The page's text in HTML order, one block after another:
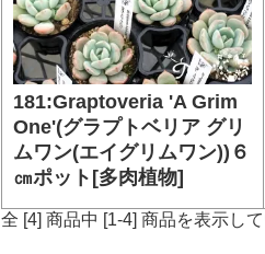
181:Graptoveria 'A Grim
One'(グラプトベリア グリ
ムワン(エイグリムワン))６
㎝ポット[多肉植物]
全 [4] 商品中 [1-4] 商品を表示し